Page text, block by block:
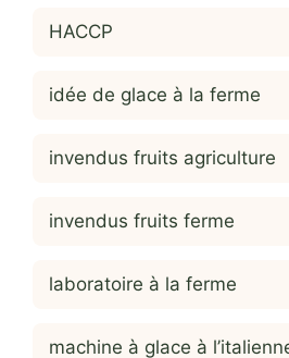
HACCP
idée de glace à la ferme
invendus fruits agriculture
invendus fruits ferme
laboratoire à la ferme
machine à glace à